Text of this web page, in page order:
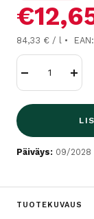
84,33 € / l
Lisää
Päiväys: 09/2028
TUOTEKUVAUS